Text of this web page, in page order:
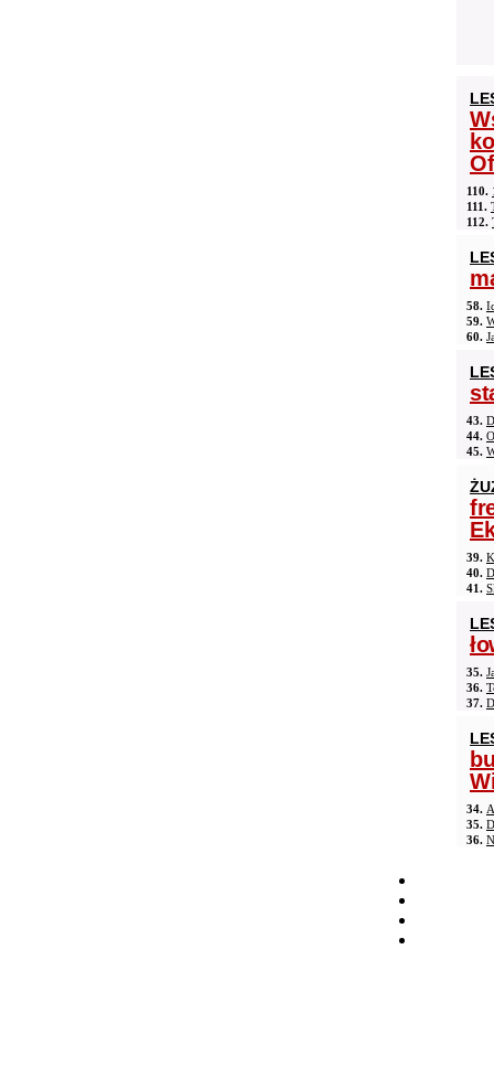
110.
111.
112.
58.
59.
60.
43.
44.
45.
39.
40.
41.
35.
36.
37.
34.
35.
36.